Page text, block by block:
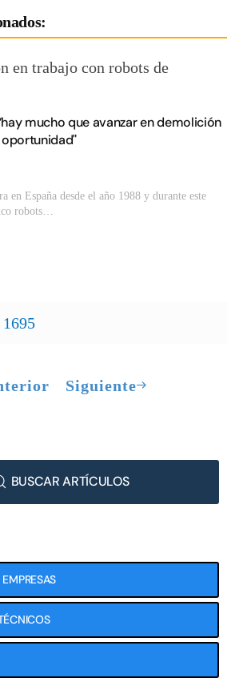
mucho que avanzar en demolición
oportunidad"
en España desde el año 1988 y durante este
robots…
Siguiente
BUSCAR ARTÍCULOS